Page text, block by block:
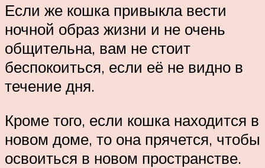
Если же кошка привыкла вести
ночной образ жизни и не очень
общительна, вам не стоит
беспокоиться, если её не видно в
течение дня.
Кроме того, если кошка находится в
новом доме, то она прячется, чтобы
освоиться в новом пространстве.